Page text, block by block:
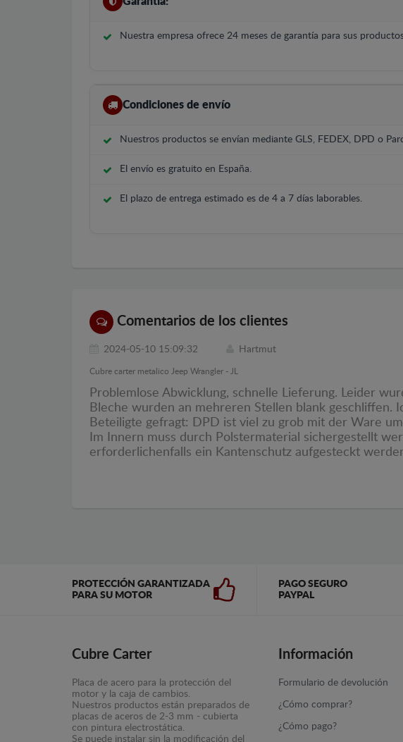
Nuestra empresa ofrece 24 meses de garantía para sus
Condiciones de envío
Nuestros productos se envían mediante GLS, FEDEX, DPD o
El envío es gratuito en España.
El plazo de entrega estimado es de 4 a 7 días laborables.
Comentarios de los clientes
2024-05-10 15:09:32 Hartmut
Cubre carter metalico Jeep Wrangler - JL
Problemlose Abwicklung, schnelle Lieferung. Leider
Bleche wurden an mehreren Stellen blank geschliffen.
Beteiligte gefragt: DPD ist viel zu grob mit der Ware
Im Innern muss durch Polstermaterial sichergestellt
erforderlichenfalls ein Kantenschutz aufgesteckt
PROTECCIÓN GARANTIZADA
PARA SU MOTOR
PAGO SEGURO
PAYPAL
Cubre Carter
Placa de acero para la protección del
motor y la caja de cambios.
Nuestros productos están preparados de
placas de aceros de 2-3 mm - cubierta
con pintura electrostática.
Se puede instalar sin la modificación del
Información
Formulario de devolución
¿Cómo comprar?
¿Cómo pago?